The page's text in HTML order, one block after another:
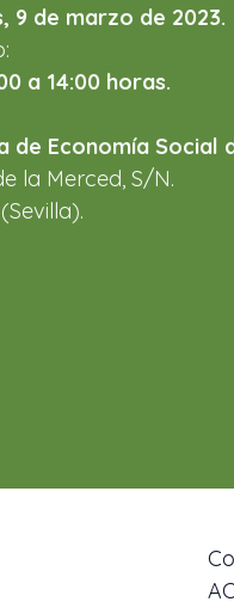
9 de marzo de 2023.
a 14:00 horas.
de Economía Social
la Merced, S/N.